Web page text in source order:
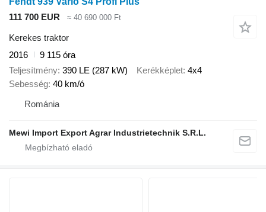
111 700 EUR
≈ 40 690 000 Ft
Kerekes traktor
2016
9 115 óra
Teljesítmény 390 LE (287 kW) Kerékképlet 4x4
Sebesség 40 km/ó
Románia
Mewi Import Export Agrar Industrietechnik S.R.L.